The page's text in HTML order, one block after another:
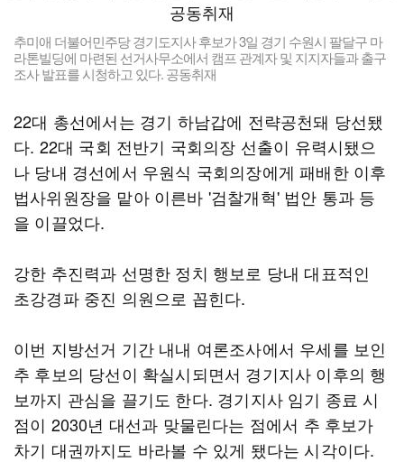
추미애 더불어민주당 경기도지사 후보가 3일 경기 수원시 팔달구 마
라톤빌딩에 마련된 선거사무소에서 캠프 관계자 및 지지자들과 출구
조사 발표를 시청하고 있다. 공동취재
22대 총선에서는 경기 하남갑에 전략공천돼 당선됐
다. 22대 국회 전반기 국회의장 선출이 유력시됐으
나 당내 경선에서 우원식 국회의장에게 패배한 이후
법사위원장을 맡아 이른바 '검찰개혁' 법안 통과 등
을 이끌었다.
강한 추진력과 선명한 정치 행보로 당내 대표적인
초강경파 중진 의원으로 꼽힌다.
이번 지방선거 기간 내내 여론조사에서 우세를 보인
추 후보의 당선이 확실시되면서 경기지사 이후의 행
보까지 관심을 끌기도 한다. 경기지사 임기 종료 시
점이 2030년 대선과 맞물린다는 점에서 추 후보가
차기 대권까지도 바라볼 수 있게 됐다는 시각이다.